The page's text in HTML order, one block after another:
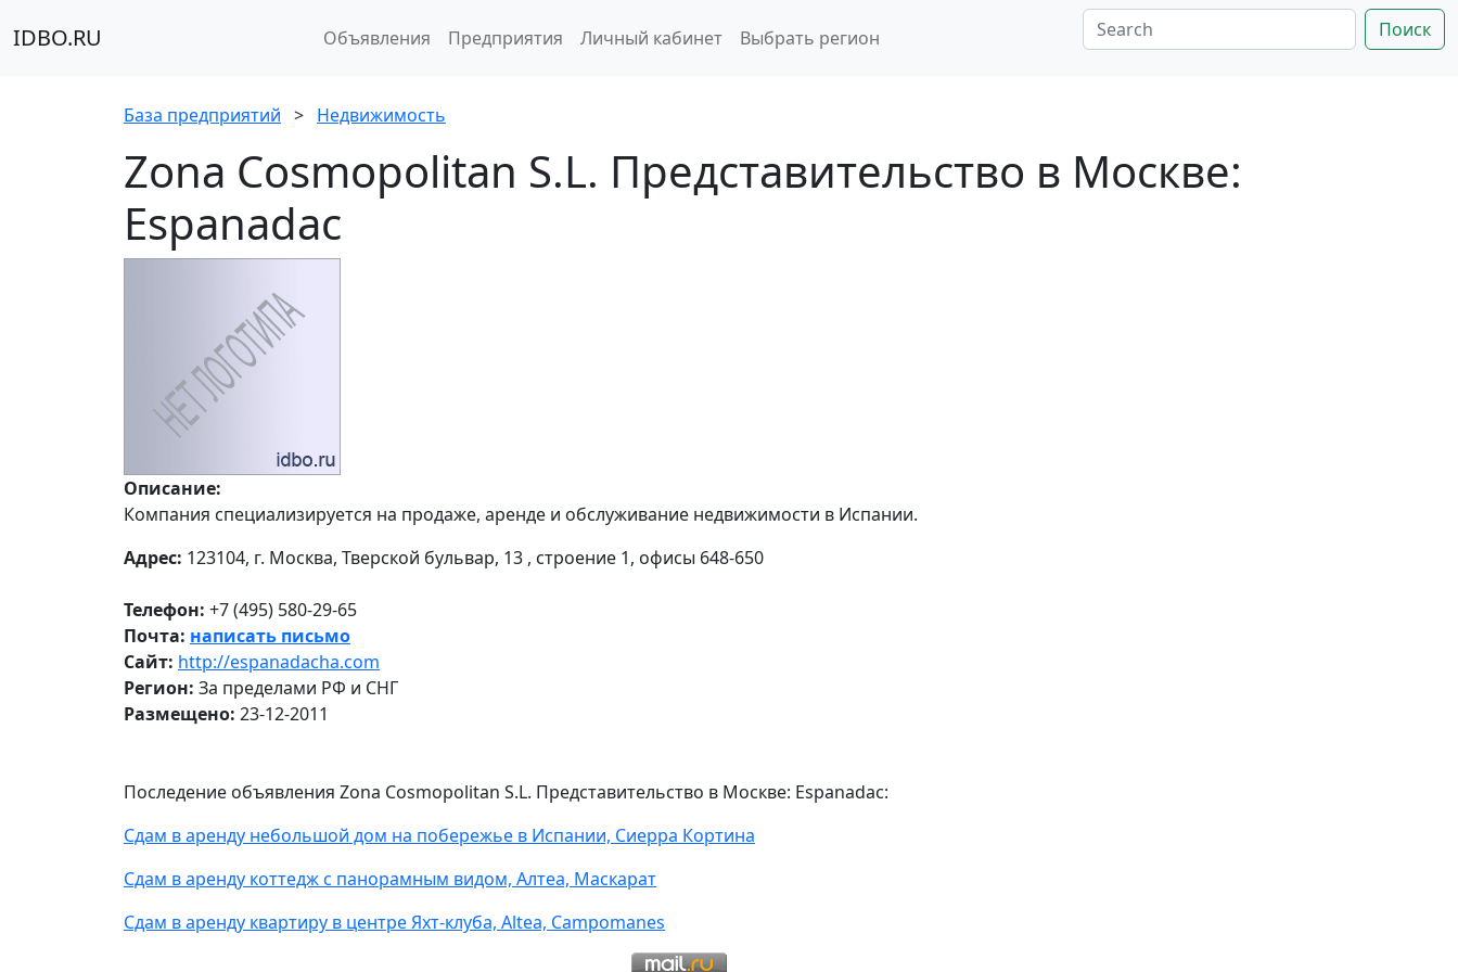
IDBO.RU Объявления Предприятия Личный кабинет Выбрать регион Поиск
База предприятий > Недвижимость
Zona Cosmopolitan S.L. Представительство в Москве:
Espanadac
Описание:
Компания специализируется на продаже, аренде и обслуживание недвижимости в Испании.
Адрес: 123104, г. Москва, Тверской бульвар, 13 , строение 1, офисы 648-650
Телефон: +7 (495) 580-29-65
Почта: написать письмо
Сайт: http://espanadacha.com
Регион: За пределами РФ и СНГ
Размещено: 23-12-2011
Последение объявления Zona Cosmopolitan S.L. Представительство в Москве: Espanadac:
Сдам в аренду небольшой дом на побережье в Испании, Сиерра Кортина
Сдам в аренду коттедж с панорамным видом, Алтеа, Маскарат
Сдам в аренду квартиру в центре Яхт-клуба, Altea, Campomanes